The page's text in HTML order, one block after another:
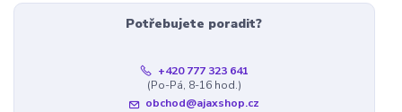
Potřebujete poradit?
+420 777 323 641
(Po-Pá, 8-16 hod.)
obchod@ajaxshop.cz